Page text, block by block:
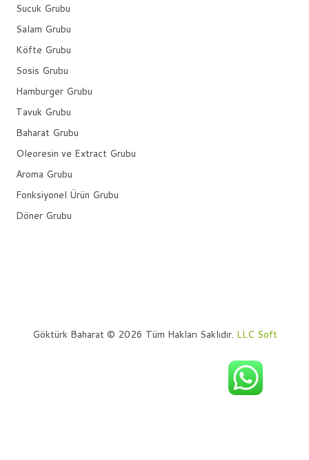
Sucuk Grubu
Salam Grubu
Köfte Grubu
Sosis Grubu
Hamburger Grubu
Tavuk Grubu
Baharat Grubu
Oleoresin ve Extract Grubu
Aroma Grubu
Fonksiyonel Ürün Grubu
Döner Grubu
Göktürk Baharat © 2026 Tüm Hakları Saklıdır. LLC Soft